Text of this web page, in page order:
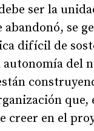
ser la
abandonó, se
difícil de
autonomía del
que,
creer en el